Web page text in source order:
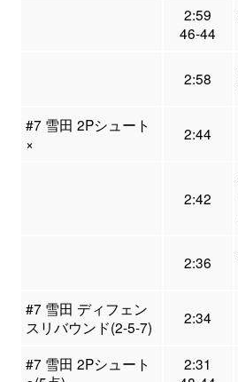
2:59
46-44
2:58
#7 雪田 2Pシュート
×
2:44
2:42
2:36
#7 雪田 ディフェン
スリバウンド(2-5-7)
2:34
#7 雪田 2Pシュート
2:31